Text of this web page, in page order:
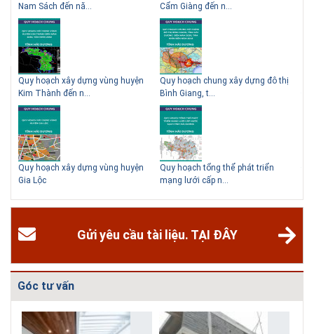
Nam Sách đến nă...
Quy hoạch xây dựng vùng huyện
Kim Thành đến n...
Quy hoạch xây dựng vùng huyện
Gia Lộc
Cẩm Giàng đến n...
Quy hoạch chung xây dựng đô thị
Bình Giang, t...
Quy hoạch tổng thể phát triển
mạng lưới cấp n...
Gửi yêu cầu tài liệu. TẠI ĐÂY
Góc tư vấn